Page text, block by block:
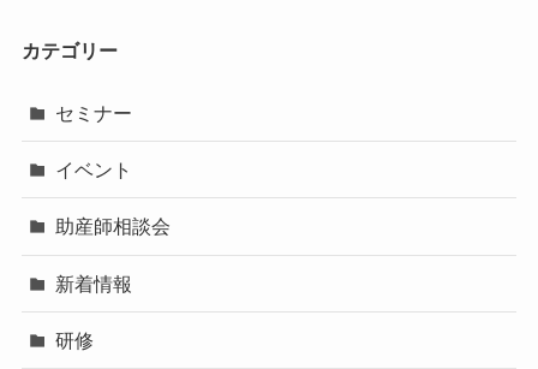
カテゴリー
セミナー
イベント
助産師相談会
新着情報
研修